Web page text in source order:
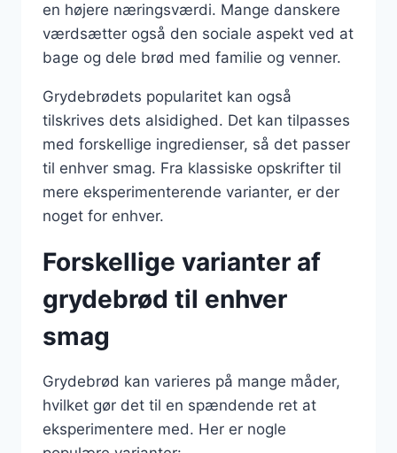
en højere næringsværdi. Mange danskere
værdsætter også den sociale aspekt ved at
bage og dele brød med familie og venner.
Grydebrødets popularitet kan også
tilskrives dets alsidighed. Det kan tilpasses
med forskellige ingredienser, så det passer
til enhver smag. Fra klassiske opskrifter til
mere eksperimenterende varianter, er der
noget for enhver.
Forskellige varianter af
grydebrød til enhver
smag
Grydebrød kan varieres på mange måder,
hvilket gør det til en spændende ret at
eksperimentere med. Her er nogle